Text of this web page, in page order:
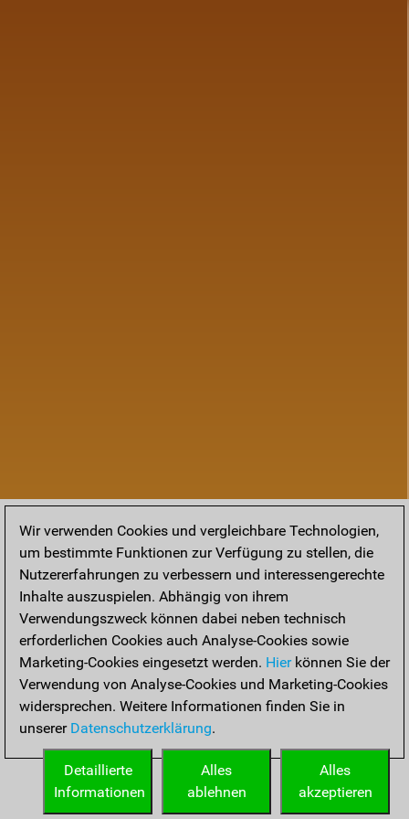
Wir verwenden Cookies und vergleichbare Technologien,
um bestimmte Funktionen zur Verfügung zu stellen, die
Nutzererfahrungen zu verbessern und interessengerechte
Inhalte auszuspielen. Abhängig von ihrem
Verwendungszweck können dabei neben technisch
erforderlichen Cookies auch Analyse-Cookies sowie
Marketing-Cookies eingesetzt werden. Hierkönnen Sie der
Verwendung von Analyse-Cookies und Marketing-Cookies
widersprechen. Weitere Informationen finden Sie in
unserer Datenschutzerklärung.
Alles
akzeptieren
Alles
ablehnen
Detaillierte
Informationen